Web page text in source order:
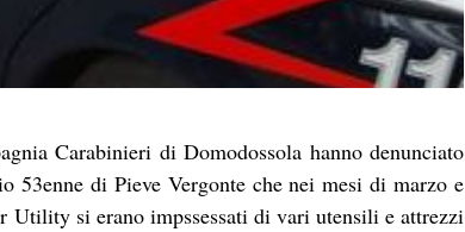
Carabinieri di Domodossola hanno denunciato
53enne di Pieve Vergonte che nei mesi di marzo e
Utility si erano impssessati di vari utensili e attrezzi